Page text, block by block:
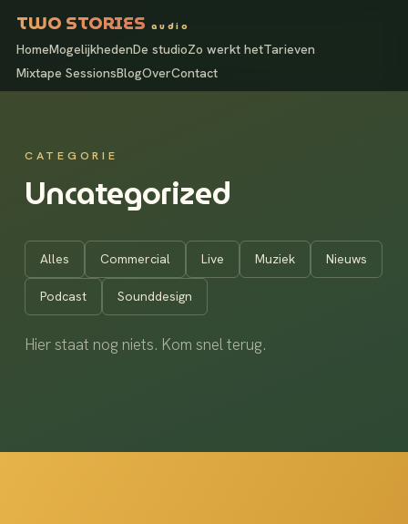
TWO STORIES audio
HomeMogelijkhedenDe studioZo werkt hetTarieven
Mixtape SessionsBlogOverContact
CATEGORIE
Uncategorized
Alles Commercial Live Muziek Nieuws
Podcast Sounddesign
Hier staat nog niets. Kom snel terug.